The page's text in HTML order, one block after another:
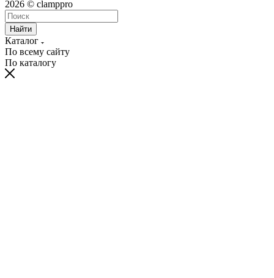
2026 © clamppro
Найти
Каталог
По всему сайту
По каталогу